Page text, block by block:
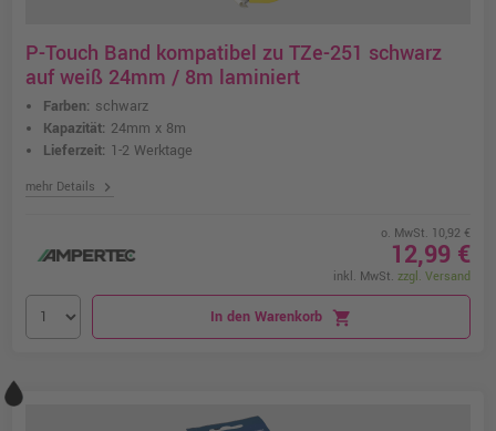
P-Touch Band kompatibel zu TZe-251 schwarz
auf weiß 24mm / 8m laminiert
Farben: schwarz
Kapazität: 24mm x 8m
Lieferzeit: 1-2 Werktage
mehr Details chevron_right
o. MwSt. 10,92 €
12,99 €
inkl. MwSt. zzgl. Versand
In den Warenkorb shopping_cart